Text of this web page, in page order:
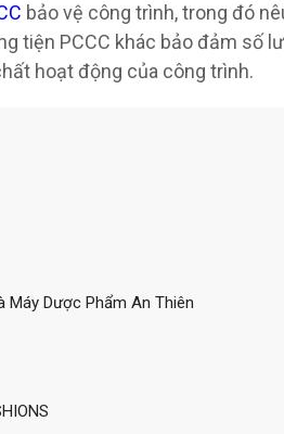
bảo vệ công trình, trong đó
tiện PCCC khác bảo đảm số
hoạt động của công trình.
Dược Phẩm An Thiên